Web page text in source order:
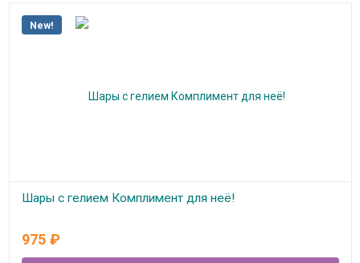
New!
Шары с гелием Комплимент для неё!
975 ₽